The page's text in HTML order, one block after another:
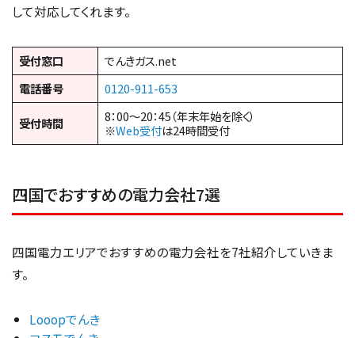
して対応してくれます。
受付窓口
でんきガス.net
電話番号
0120-911-653
受付時間
8：00～20：45（年末年始を除く）
※Web受付は24時間受付
四国でおすすめの電力会社7選
四国電力エリアでおすすめの電力会社を7社紹介していきま
す。
Looopでんき